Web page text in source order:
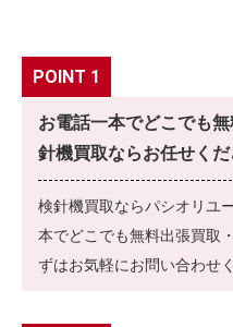
POINT 1
お電話一本でどこでも
針機買取ならお任せくだ
検針機買取ならパシオリユ
本でどこでも無料出張買取
ずはお気軽にお問い合わせ